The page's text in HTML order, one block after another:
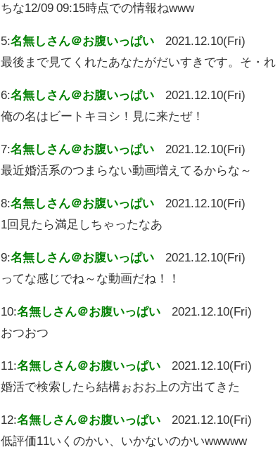
ちな12/09 09:15時点での情報ねwww
5:名無しさん＠お腹いっぱい
2021.12.10(Fri)
最後まで見てくれたあなたがだいすきです。そ・れ
6:名無しさん＠お腹いっぱい
2021.12.10(Fri)
俺の名はビートキヨシ！見に来たぜ！
7:名無しさん＠お腹いっぱい
2021.12.10(Fri)
最近婚活系のつまらない動画増えてるからな～
8:名無しさん＠お腹いっぱい
2021.12.10(Fri)
1回見たら満足しちゃったなあ
9:名無しさん＠お腹いっぱい
2021.12.10(Fri)
ってな感じでね～な動画だね！！
10:名無しさん＠お腹いっぱい
2021.12.10(Fri)
おつおつ
11:名無しさん＠お腹いっぱい
2021.12.10(Fri)
婚活で検索したら結構ぉおお上の方出てきた
12:名無しさん＠お腹いっぱい
2021.12.10(Fri)
低評価11いくのかい、いかないのかいwwwww